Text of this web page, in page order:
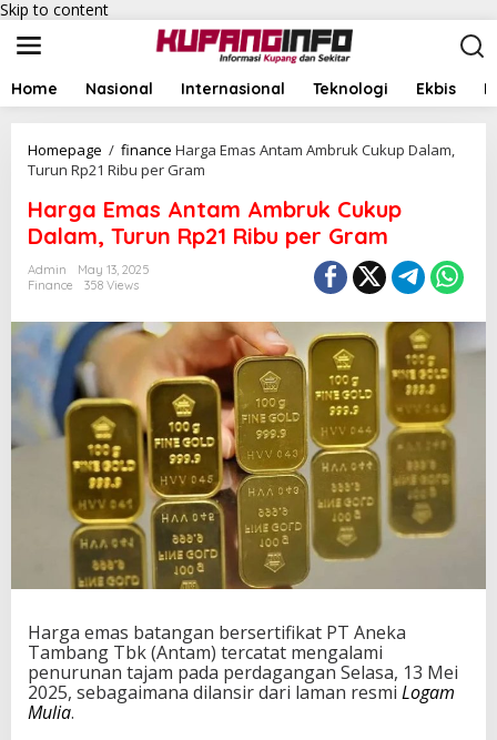
Skip to content
Home Nasional Internasional Teknologi Ekbis
Homepage / finance Harga Emas Antam Ambruk Cukup Dalam,
Turun Rp21 Ribu per Gram
Harga Emas Antam Ambruk Cukup
Dalam, Turun Rp21 Ribu per Gram
Admin
May 13, 2025
Finance
358 Views
Harga emas batangan bersertifikat PT Aneka
Tambang Tbk (Antam) tercatat mengalami
penurunan tajam pada perdagangan Selasa, 13 Mei
2025, sebagaimana dilansir dari laman resmi Logam
Mulia.